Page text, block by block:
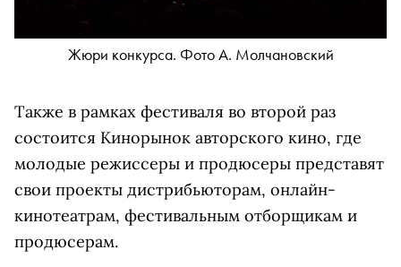
Жюри конкурса. Фото А. Молчановский
Также в рамках фестиваля во второй раз
состоится Кинорынок авторского кино, где
молодые режиссеры и продюсеры представят
свои проекты дистрибьюторам, онлайн-
кинотеатрам, фестивальным отборщикам и
продюсерам.